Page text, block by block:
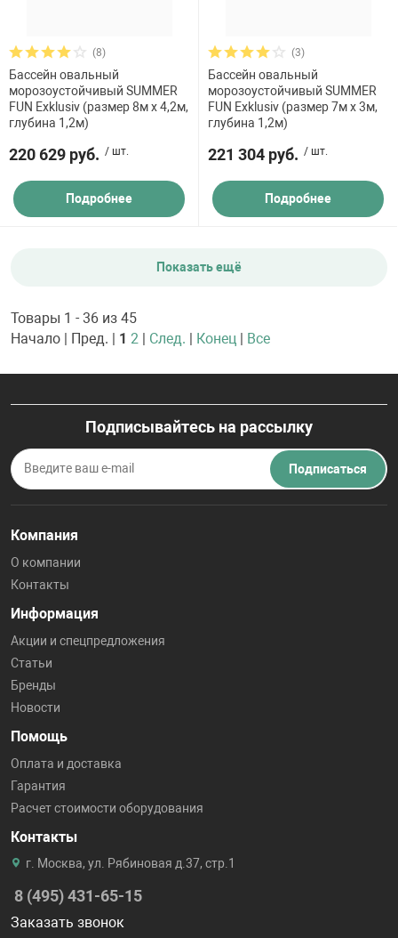
(8)
Бассейн овальный
морозоустойчивый SUMMER
FUN Exklusiv (размер 8м х 4,2м,
глубина 1,2м)
220 629 руб. / шт.
Подробнее
(3)
Бассейн овальный
морозоустойчивый SUMMER
FUN Exklusiv (размер 7м х 3м,
глубина 1,2м)
221 304 руб. / шт.
Подробнее
Показать ещё
Товары 1 - 36 из 45
Начало | Пред. | 1 2 | След. | Конец | Все
Подписывайтесь на рассылку
Подписаться
Компания
О компании
Контакты
Информация
Акции и спецпредложения
Статьи
Бренды
Новости
Помощь
Оплата и доставка
Гарантия
Расчет стоимости оборудования
Контакты
г. Москва, ул. Рябиновая д.37, стр.1
8 (495) 431-65-15
Заказать звонок